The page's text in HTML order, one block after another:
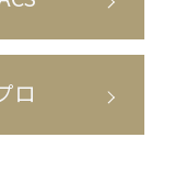
ロ